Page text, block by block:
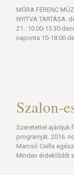
MÓRA FERENC
NYITVA TARTÁSA:
21.: 10.00-15.30
naponta 10-18.00
Szalon-
Szeretettel ajánljuk
programját. 2016.
Marcsó Csilla
Minden érdeklődőt